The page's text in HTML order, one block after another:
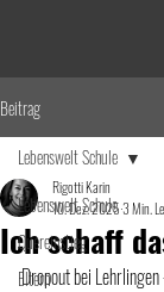
Beitrag
Lebenswelt Schule
Quereinstieg
Eltern
Lebenswelt Schule
Ich schaff
Rigotti Karin
10. Dez. 20253 Min.
Dropout bei